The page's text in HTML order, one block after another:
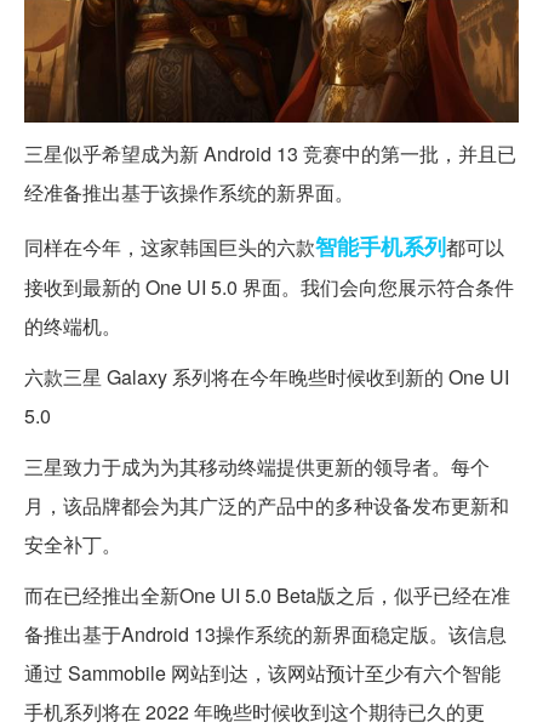
三星似乎希望成为新 Android 13 竞赛中的第一批，并且已
经准备推出基于该操作系统的新界面。
同样在今年，这家韩国巨头的六款智能手机系列都可以
接收到最新的 One UI 5.0 界面。我们会向您展示符合条件
的终端机。
六款三星 Galaxy 系列将在今年晚些时候收到新的 One UI
5.0
三星致力于成为为其移动终端提供更新的领导者。每个
月，该品牌都会为其广泛的产品中的多种设备发布更新和
安全补丁。
而在已经推出全新One UI 5.0 Beta版之后，似乎已经在准
备推出基于Android 13操作系统的新界面稳定版。该信息
通过 Sammobile 网站到达，该网站预计至少有六个智能
手机系列将在 2022 年晚些时候收到这个期待已久的更